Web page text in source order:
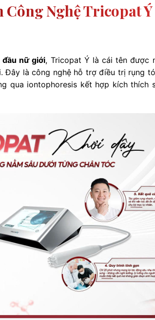
Công Nghệ Tricopat
đầu nữ giới, Tricopat Ý là cái tên được
Đây là công nghệ hỗ trợ điều trị rụng
qua iontophoresis kết hợp kích thích